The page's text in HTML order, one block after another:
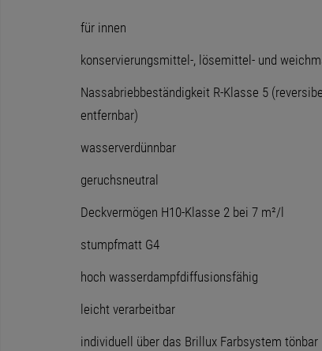
für innen
konservierungsmittel-, lösemittel- und
Nassabriebbeständigkeit R-Klasse 5
entfernbar)
wasserverdünnbar
geruchsneutral
Deckvermögen H10-Klasse 2 bei 7 m²/l
stumpfmatt G4
hoch wasserdampfdiffusionsfähig
leicht verarbeitbar
individuell über das Brillux Farbsystem tönbar